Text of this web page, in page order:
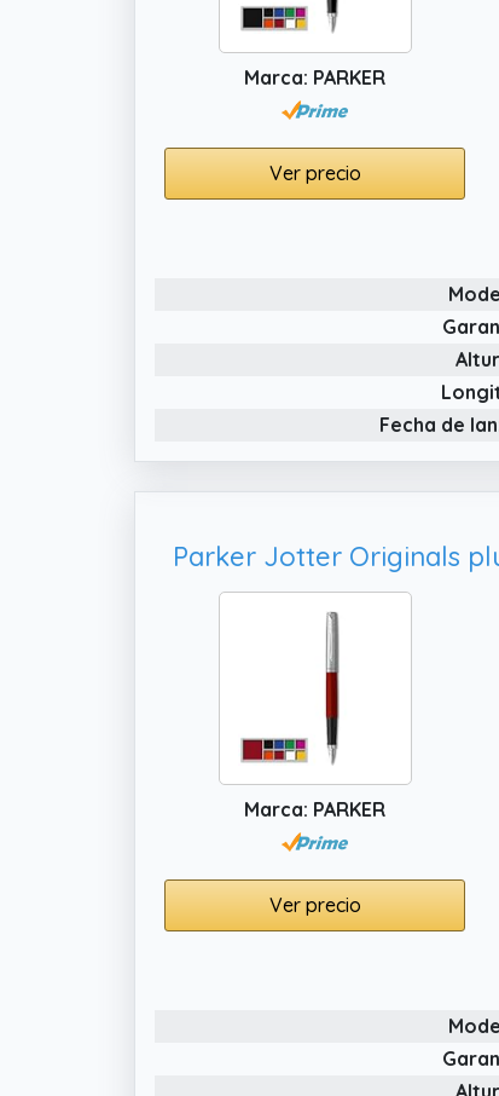
Marca: PARKER
Ver precio
Fecha de
Marca: PARKER
Ver precio